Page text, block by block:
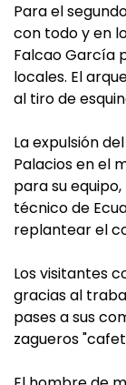
Para el
con todo y en
Falcao García
locales. El
al tiro de
La expulsión
Palacios en el
para su
técnico de
replantear el
Los visitantes
gracias al
pases a sus
zagueros